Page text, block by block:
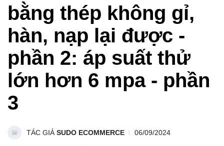
bằng thép không gỉ,
hàn, nạp lại được -
phần 2: áp suất thử
lớn hơn 6 mpa - phần
3
TÁC GIẢ SUDO ECOMMERCE 06/09/2024